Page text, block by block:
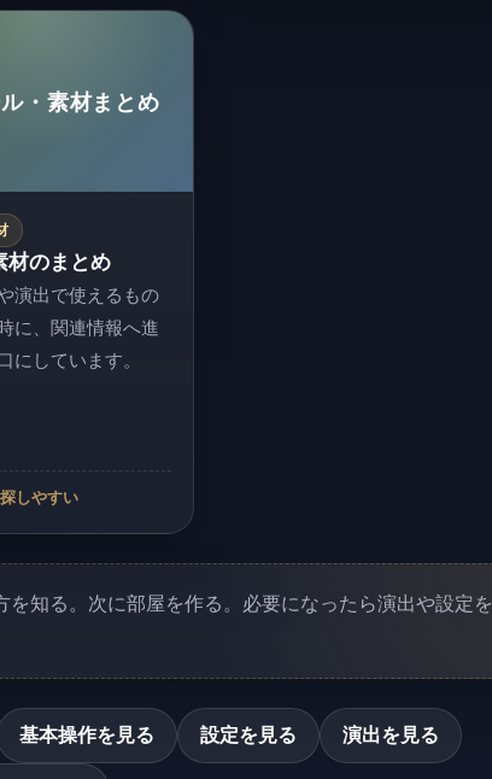
・素材まとめ
材のまとめ
演出で使えるもの
に、関連情報へ進
にしています。
しやすい
知る。次に部屋を作る。必要になったら演出や設定を
基本操作を見る 設定を見る 演出を見る